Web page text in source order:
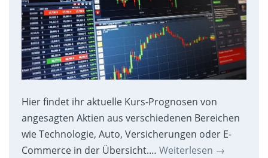
Hier findet ihr aktuelle Kurs-Prognosen von
angesagten Aktien aus verschiedenen Bereichen
wie Technologie, Auto, Versicherungen oder E-
Commerce in der Übersicht.… Weiterlesen →